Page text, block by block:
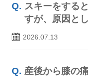
スキーをする
すが、原因と
2026.07.13
産後から膝の